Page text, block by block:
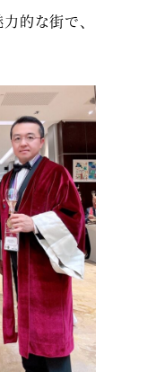
的な街で、